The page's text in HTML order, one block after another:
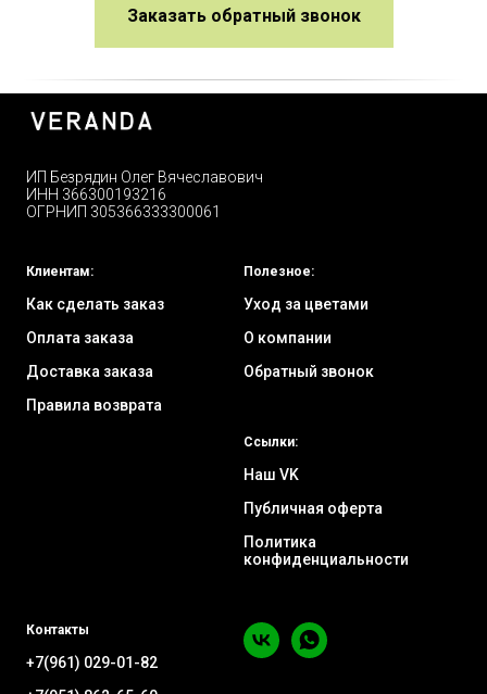
Заказать обратный звонок
ИП Безрядин Олег Вячеславович
ИНН 366300193216
ОГРНИП 305366333300061
Клиентам:
Как сделать заказ
Оплата заказа
Доставка заказа
Правила возврата
Полезное:
Уход за цветами
О компании
Обратный звонок
Ссылки:
Наш VK
Публичная оферта
Политика
конфиденциальности
Контакты
+7(961) 029-01-82